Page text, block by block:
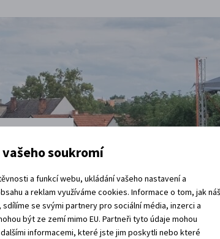
vašeho soukromí
a funkcí webu, ukládání vašeho nastavení a
a reklam využíváme cookies. Informace o tom, jak
se svými partnery pro sociální média, inzerci a
být ze zemí mimo EU. Partneři tyto údaje mohou
informacemi, které jste jim poskytli nebo které